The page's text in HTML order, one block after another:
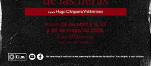
y pájaros soñando. Y en tu llama de
indefinida, sigues por